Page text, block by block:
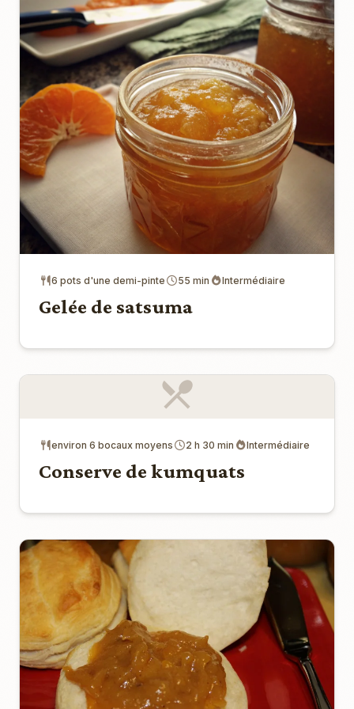
6 pots d'une demi-pinte 55 min Intermédiaire
Gelée de satsuma
environ 6 bocaux moyens 2 h 30 min Intermédiaire
Conserve de kumquats